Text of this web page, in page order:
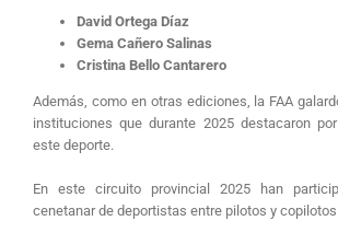
David Ortega Díaz
Gema Cañero Salinas
Cristina Bello Cantarero
Además, como en otras ediciones, la FAA
instituciones que durante 2025 destacaron
este deporte.
En este circuito provincial 2025 han
cenetanar de deportistas entre pilotos y